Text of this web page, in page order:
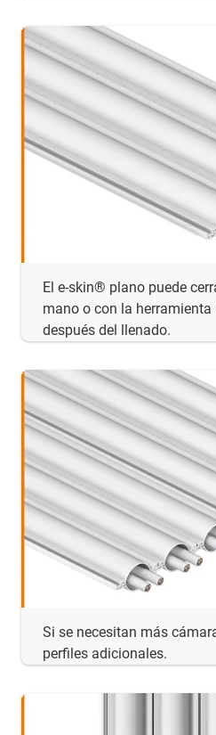
El e-skin® plano puede
mano o con la herramienta
después del llenado.
Si se necesitan más
perfiles adicionales.